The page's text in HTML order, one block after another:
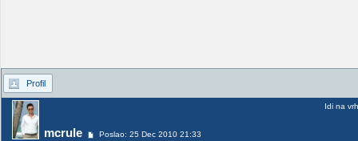
Profil
mcrule Poslao: 25 Dec 2010 21:33
Idi na vrh